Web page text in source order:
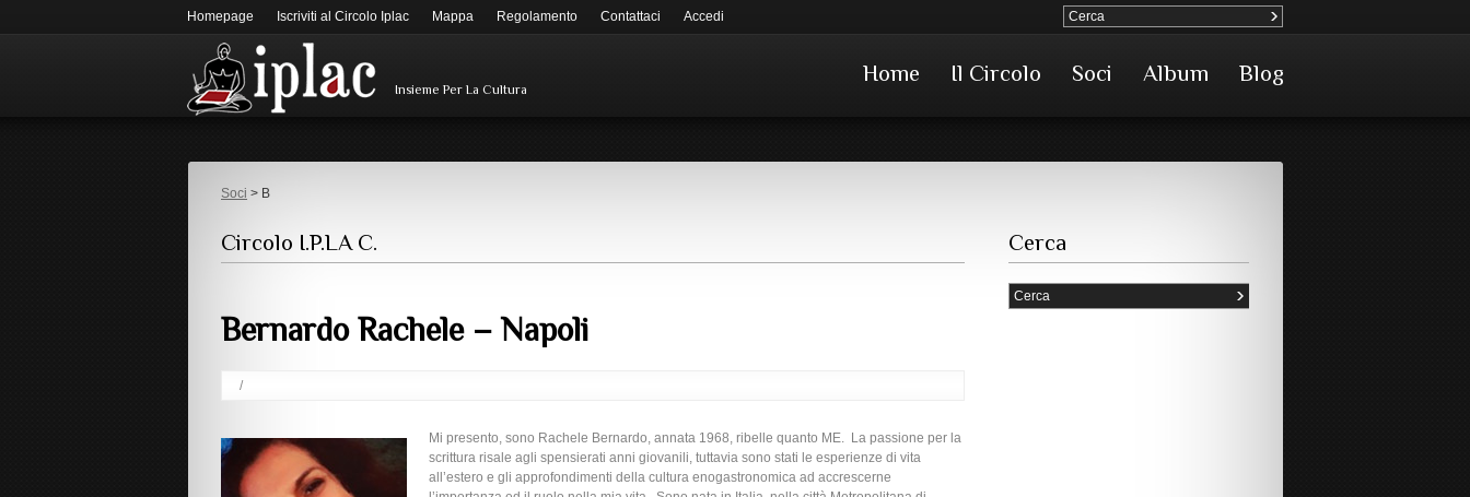
Homepage Iscriviti al Circolo Iplac Mappa Regolamento Contattaci Accedi
Insieme Per La Cultura
Home Il Circolo Soci Album Blog
Soci > B
Circolo I.P.LA C.
Bernardo Rachele – Napoli
/
Mi presento, sono Rachele Bernardo, annata 1968, ribelle quanto ME. La passione per la
scrittura risale agli spensierati anni giovanili, tuttavia sono stati le esperienze di vita
all’estero e gli approfondimenti della cultura enogastronomica ad accrescerne
Cerca